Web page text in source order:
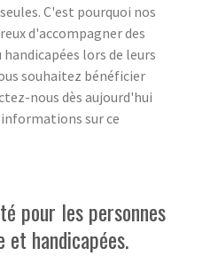
C'est pourquoi nos
d'accompagner des
lors de leurs
souhaitez bénéficier
nous dès aujourd'hui
sur ce
pour les personnes
handicapées.